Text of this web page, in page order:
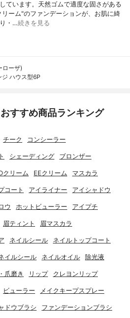
ています。天然ゴムで適度な固さがある
ーム"のファンデーションが、お肌に綺
・…続きを見る
ローザ)
ハウス型6P
すすめ商品ランキング
チーク コンシーラー
シェーディング ブロンザー
クリーム EEクリーム マスカラ
コート アイライナー アイシャドウ
ウ ホットビューラー アイプチ
眉ティント 眉マスカラ
ネイルシール ネイルトップコート
イルシール ネイルオイル 除光液
爪磨き リップ クレヨンリップ
ビューラー メイクキープスプレー
ドウブラシ ファンデーションブラシ